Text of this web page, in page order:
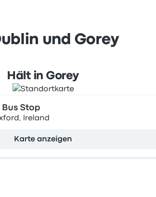
und Gorey
Hält in Gorey
Stop
Ireland
Karte anzeigen